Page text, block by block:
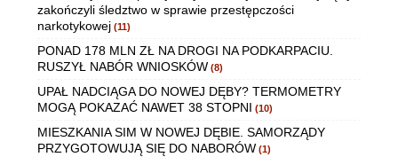
zakończyli śledztwo w sprawie przestępczości
narkotykowej (11)
PONAD 178 MLN ZŁ NA DROGI NA PODKARPACIU.
RUSZYŁ NABÓR WNIOSKÓW (8)
UPAŁ NADCIĄGA DO NOWEJ DĘBY? TERMOMETRY
MOGĄ POKAZAĆ NAWET 38 STOPNI (10)
MIESZKANIA SIM W NOWEJ DĘBIE. SAMORZĄDY
PRZYGOTOWUJĄ SIĘ DO NABORÓW (1)